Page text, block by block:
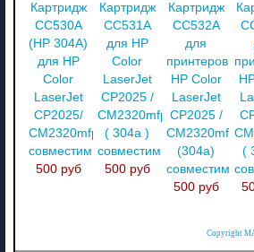
Картридж
CC530A
(HP 304A)
для HP
Color
LaserJet
CP2025/
CM2320mfp
совместимый
500 руб
Картридж
CC531A
для HP
Color
LaserJet
CP2025 /
CM2320mfp
( 304a )
совместимый
500 руб
Картридж
CC532A
для
принтеров
HP Color
LaserJet
CP2025 /
CM2320mfp
(304a)
совместимый
500 руб
(
Copyright